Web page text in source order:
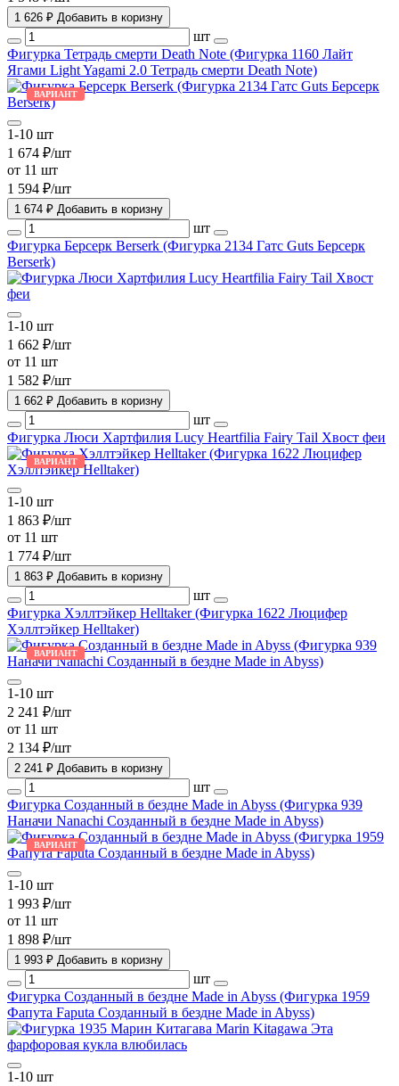
1 626 ₽ Добавить в коризну
шт
Фигурка Тетрадь смерти Death Note (Фигурка 1160 Лайт
Ягами Light Yagami 2.0 Тетрадь смерти Death Note)
ВАРИАНТ
1-10 шт
1 674 ₽/шт
от 11 шт
1 594 ₽/шт
1 674 ₽ Добавить в коризну
шт
Фигурка Берсерк Berserk (Фигурка 2134 Гатс Guts Берсерк
Berserk)
1-10 шт
1 662 ₽/шт
от 11 шт
1 582 ₽/шт
1 662 ₽ Добавить в коризну
шт
Фигурка Люси Хартфилия Lucy Heartfilia Fairy Tail Хвост феи
ВАРИАНТ
1-10 шт
1 863 ₽/шт
от 11 шт
1 774 ₽/шт
1 863 ₽ Добавить в коризну
шт
Фигурка Хэллтэйкер Helltaker (Фигурка 1622 Люцифер
Хэллтэйкер Helltaker)
ВАРИАНТ
1-10 шт
2 241 ₽/шт
от 11 шт
2 134 ₽/шт
2 241 ₽ Добавить в коризну
шт
Фигурка Созданный в бездне Made in Abyss (Фигурка 939
Наначи Nanachi Созданный в бездне Made in Abyss)
ВАРИАНТ
1-10 шт
1 993 ₽/шт
от 11 шт
1 898 ₽/шт
1 993 ₽ Добавить в коризну
шт
Фигурка Созданный в бездне Made in Abyss (Фигурка 1959
Фапута Faputa Созданный в бездне Made in Abyss)
1-10 шт